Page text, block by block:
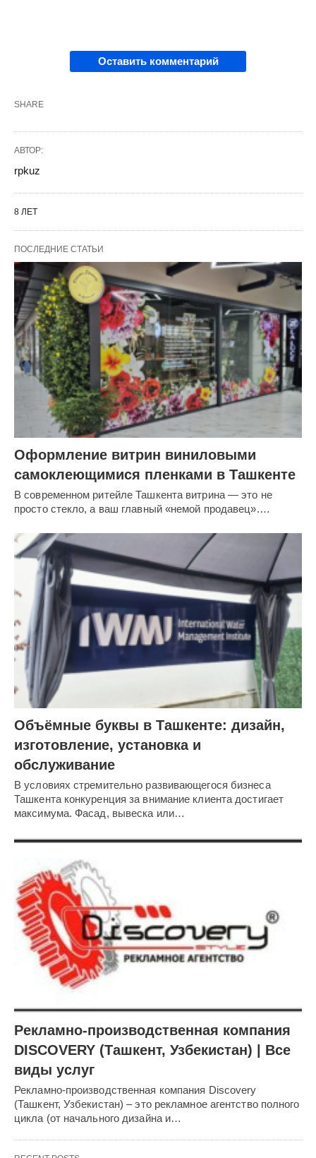
Оставить комментарий
SHARE
АВТОР:
rpkuz
8 ЛЕТ
ПОСЛЕДНИЕ СТАТЬИ
Оформление витрин виниловыми
самоклеющимися пленками в Ташкенте
В современном ритейле Ташкента витрина — это не
просто стекло, а ваш главный «немой продавец».…
Объёмные буквы в Ташкенте: дизайн,
изготовление, установка и
обслуживание
В условиях стремительно развивающегося бизнеса
Ташкента конкуренция за внимание клиента достигает
максимума. Фасад, вывеска или…
Рекламно-производственная компания
DISCOVERY (Ташкент, Узбекистан) | Все
виды услуг
Рекламно-производственная компания Discovery
(Ташкент, Узбекистан) – это рекламное агентство полного
цикла (от начального дизайна и…